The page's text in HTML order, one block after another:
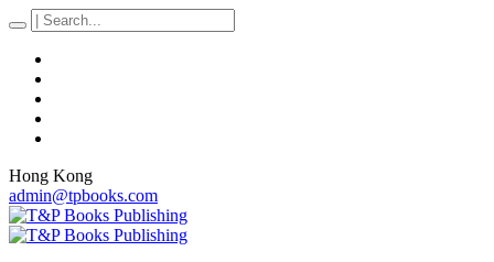
Hong Kong
admin@tpbooks.com